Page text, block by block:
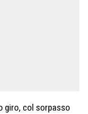
giro, col sorpasso